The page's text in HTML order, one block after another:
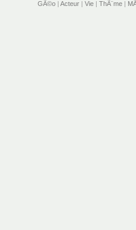
GÃ©o | Acteur | Vie | ThÃ¨me |